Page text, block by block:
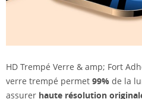
HD Trempé Verre & amp; Fort
verre trempé permet 99% de la
assurer haute résolution